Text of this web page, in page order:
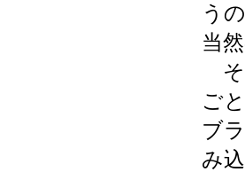
う
当
そ
ご
ブ
み